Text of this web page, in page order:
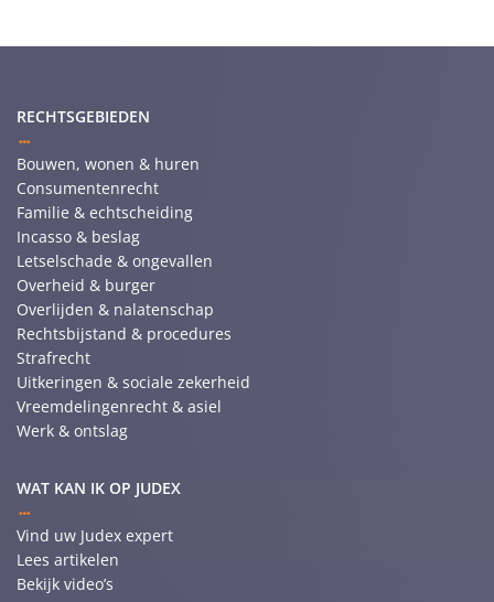
RECHTSGEBIEDEN
Bouwen, wonen & huren
Consumentenrecht
Familie & echtscheiding
Incasso & beslag
Letselschade & ongevallen
Overheid & burger
Overlijden & nalatenschap
Rechtsbijstand & procedures
Strafrecht
Uitkeringen & sociale zekerheid
Vreemdelingenrecht & asiel
Werk & ontslag
WAT KAN IK OP JUDEX
Vind uw Judex expert
Lees artikelen
Bekijk video’s